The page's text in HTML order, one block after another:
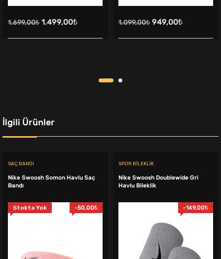
1.699,00₺ Orijinal
fiyat:
1.499,00₺Şu
andaki
1.099,00₺ Orijinal
fiyat:
949,00₺Şu
andaki
İlgili Ürünler
SAÇ BANDI
Nike Swoosh Somon Havlu Saç
Bandı
Stokta Yok -50,00₺
SPOR BILEKLIK
Nike Swoosh Doublewide Gri
Havlu Bileklik
-149,00₺